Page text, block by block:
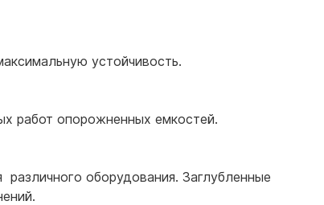
устойчивость.
работ опорожненных емкостей.
оборудования. Заглубленные